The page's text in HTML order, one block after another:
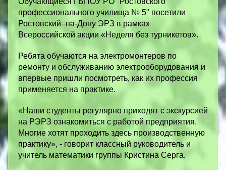
профессионального училища № 5" посетили
Ростовский–на-Дону ЭРЗ в рамках
Всероссийской акции «Неделя без турникетов».
Ребята обучаются на электромонтеров по
ремонту и обслуживанию электрооборудования и
впервые пришли посмотреть, как их профессия
применяется на практике.
«Наши студенты регулярно приходят с экскурсией
на РЭРЗ ознакомиться с работой предприятия.
Многие хотят проходить здесь производственную
практику», - говорит классный руководитель и
учитель математики группы Кристина Серга.